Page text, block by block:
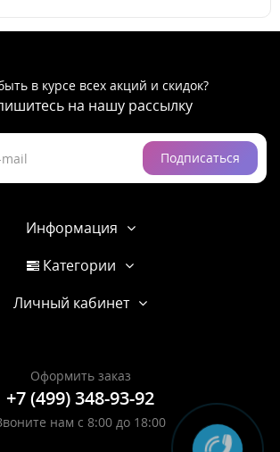
в курсе всех акций и скидок?
на нашу рассылку
Подписаться
Информация
Категории
Личный кабинет
Оформить заказ
+7 (499) 348-93-92
нам с 8:00 до 18:00